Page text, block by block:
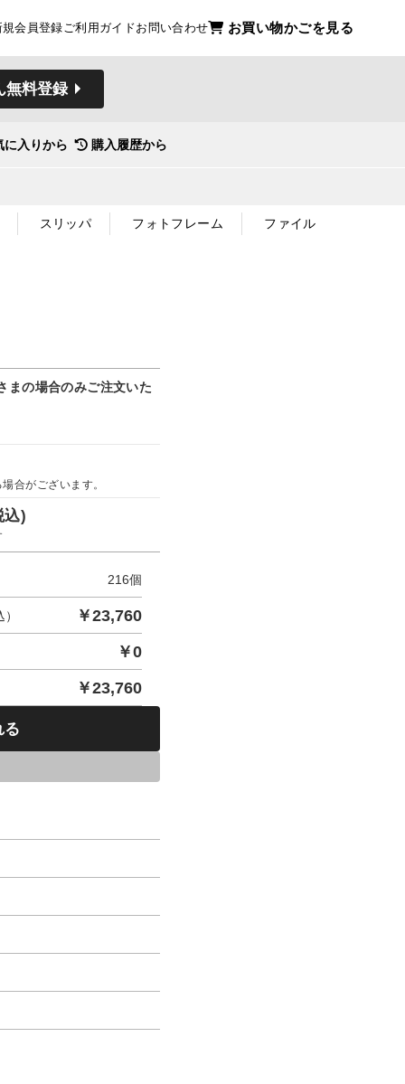
規会員登録ご利用ガイドお問い合わせ お買い物かごを見る
無料登録
に入りから 購入履歴から
スリッパ フォトフレーム ファイル
まの場合のみご注文いた
合がございます。
込)
216個
￥23,760
￥0
￥23,760
る